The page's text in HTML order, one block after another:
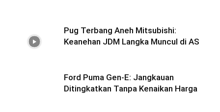
Pug Terbang Aneh Mitsubishi:
Keanehan JDM Langka Muncul di AS
Ford Puma Gen-E: Jangkauan
Ditingkatkan Tanpa Kenaikan Harga